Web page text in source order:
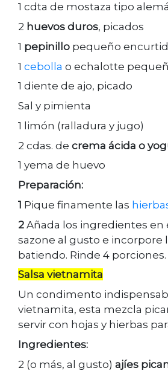
1 cdta de mostaza tipo
2 huevos duros, picados
1 pepinillo pequeño
1 cebolla o echalotte
1 diente de ajo, picado
Sal y pimienta
1 limón (ralladura y jugo)
2 cdas. de crema ácida o
1 yema de huevo
Preparación:
1 Pique finamente las
2 Añada los ingredientes en
sazone al gusto e incorpore
batiendo. Rinde 4 porciones.
Salsa vietnamita
Un condimento
vietnamita, esta mezcla
servir con hojas y hierbas
Ingredientes:
2 (o más, al gusto) ajíes